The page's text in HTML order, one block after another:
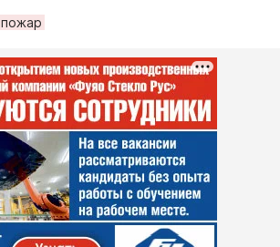
пожар